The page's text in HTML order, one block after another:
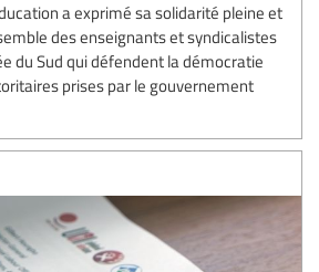
a exprimé sa solidarité pleine et
des enseignants et syndicalistes
du Sud qui défendent la démocratie
prises par le gouvernement